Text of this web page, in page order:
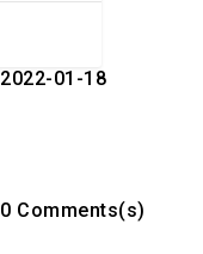
2022-01-18
0 Comments(s)